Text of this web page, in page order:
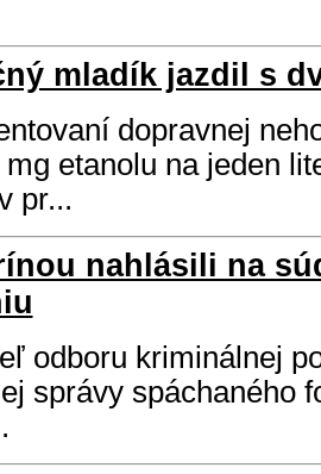
mladík jazdil s
dopravnej
etanolu na jeden
pr...
nahlásili na
odboru kriminálnej
správy spáchaného